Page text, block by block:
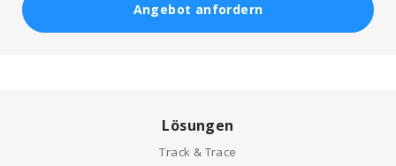
Angebot anfordern
Lösungen
Track & Trace